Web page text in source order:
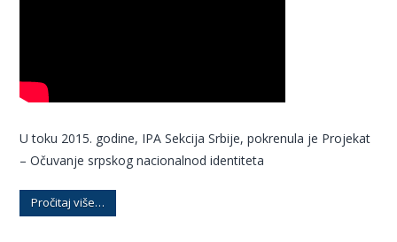
U toku 2015. godine, IPA Sekcija Srbije, pokrenula je Projekat
– Očuvanje srpskog nacionalnod identiteta
Pročitaj više…